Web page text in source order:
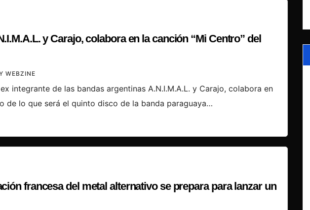
y Carajo, colabora en la canción “Mi Centro” del
WEBZINE
integrante de las bandas argentinas A.N.I.M.A.L. y Carajo, colabora en
de lo que será el quinto disco de la banda paraguaya…
francesa del metal alternativo se prepara para lanzar un